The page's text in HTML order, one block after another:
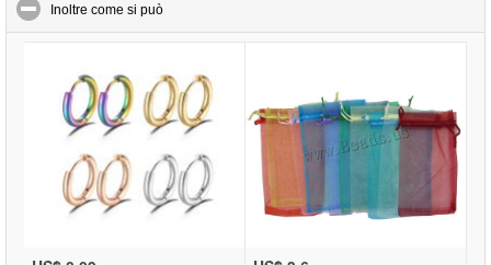
Inoltre come si può